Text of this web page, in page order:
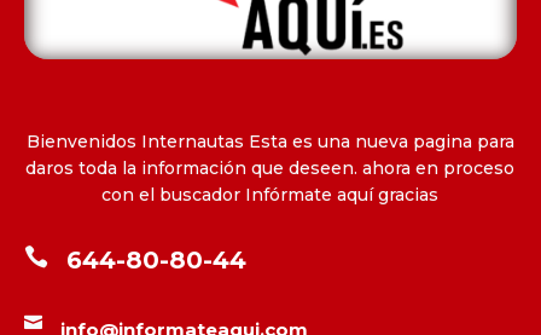
Bienvenidos Internautas Esta es una nueva pagina para
daros toda la información que deseen. ahora en proceso
con el buscador Infórmate aquí gracias
 644-80-80-44
 info@informateaqui.com